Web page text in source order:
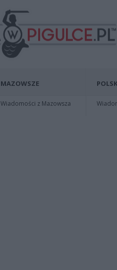
MAZOWSZE
Wiadomości z Mazowsza